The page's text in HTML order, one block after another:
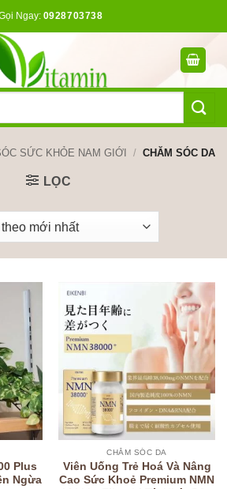
Ngay: 0928703738
SỨC KHỎE NAM GIỚI / CHĂM SÓC DA
LỌC
Plus
Ngừa
CHĂM SÓC DA
Viên Uống Trẻ Hoá Và Nâng
Cao Sức Khoẻ Premium NMN